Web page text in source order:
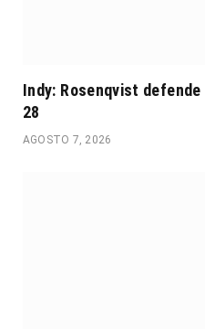
Indy: Rosenqvist
28
AGOSTO 7, 2026